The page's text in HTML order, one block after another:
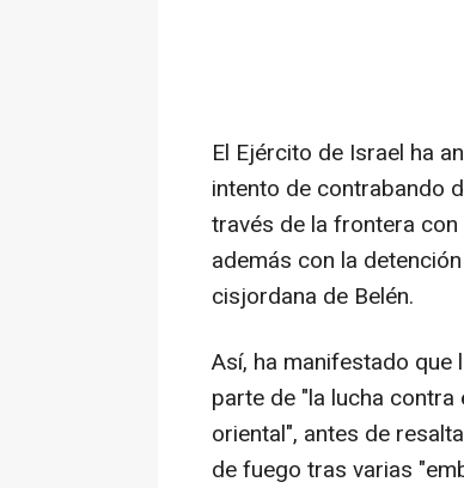
El Ejército de Israel ha
intento de contrabando
través de la frontera
además con la
cisjordana de Belén.
Así, ha manifestado que
parte de "la lucha
oriental", antes de
de fuego tras varias